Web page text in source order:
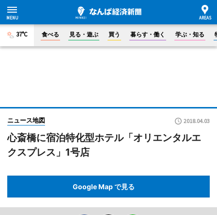
37°C 食べる 見る・遊ぶ 買う 暮らす・働く 学ぶ・知る
ニュース地図 2018.04.03
心斎橋に宿泊特化型ホテル「オリエンタルエ
クスプレス」1号店
Google Map で見る